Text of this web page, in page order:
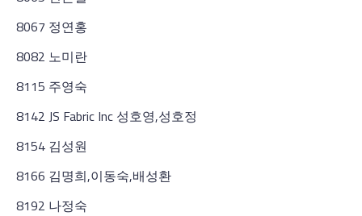
8067 정연홍
8082 노미란
8115 주영숙
8142 JS Fabric Inc 성호영,성호정
8154 김성원
8166 김명희,이동숙,배성환
8192 나정숙